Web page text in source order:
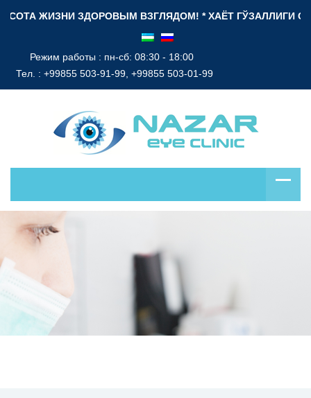
ЖИЗНИ ЗДОРОВЫМ ВЗГЛЯДОМ! * ХАЁТ ГЎЗАЛЛИГИ СОҒЛОМ
Режим работы : пн-сб: 08:30 - 18:00
Тел. : +99855 503-91-99, +99855 503-01-99